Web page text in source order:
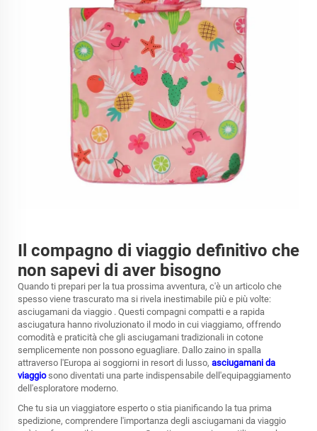
Il compagno di viaggio definitivo che
non sapevi di aver bisogno
Quando ti prepari per la tua prossima avventura, c'è un articolo che
spesso viene trascurato ma si rivela inestimabile più e più volte:
asciugamani da viaggio . Questi compagni compatti e a rapida
asciugatura hanno rivoluzionato il modo in cui viaggiamo, offrendo
comodità e praticità che gli asciugamani tradizionali in cotone
semplicemente non possono eguagliare. Dallo zaino in spalla
attraverso l'Europa ai soggiorni in resort di lusso, asciugamani da
viaggiosono diventati una parte indispensabile dell'equipaggiamento
dell'esploratore moderno.
Che tu sia un viaggiatore esperto o stia pianificando la tua prima
spedizione, comprendere l'importanza degli asciugamani da viaggio